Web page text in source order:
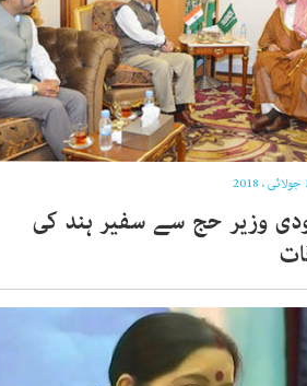
وزیر حج سے سفیر ہند کی